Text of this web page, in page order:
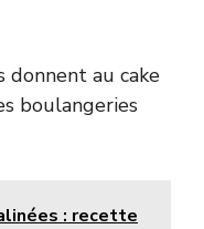
donnent au cake
boulangeries
: recette